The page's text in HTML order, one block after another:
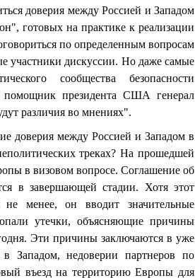
доверия между Россией и Западом
готовых на практике к реализации
по определенным вопросам
участники дискуссии. Но даже самые
сообщества безопасности
помощник президента США генерал
различия во мнениях".
доверия между Россией и Западом в
треках? На прошедшей
в визовом вопросе. Соглашение об
в завершающей стадии. Хотя этот
менее, он вводит значительные
утечки, объясняющие причины
Эти причины заключаются в уже
Западом, недоверии партнеров по
въезд на территорию Европы для